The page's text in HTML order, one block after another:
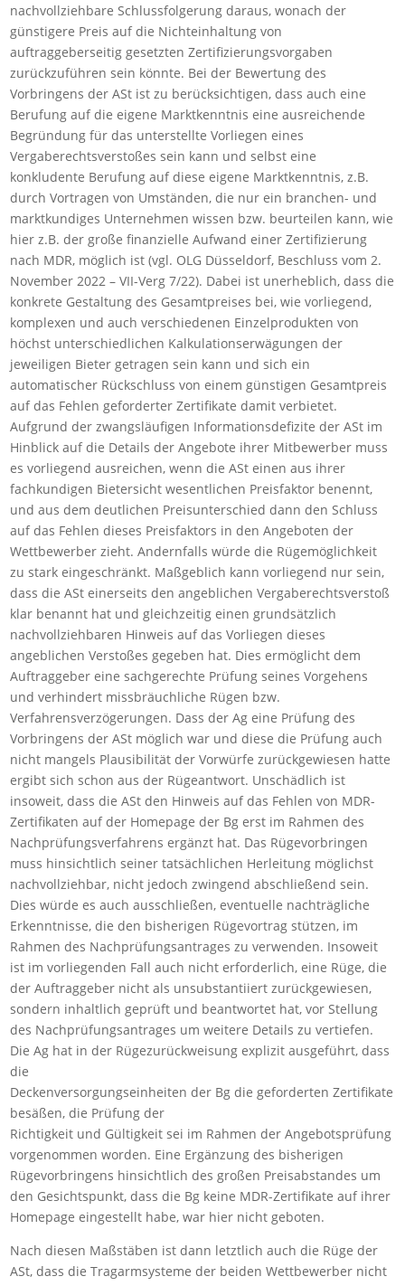
nachvollziehbare Schlussfolgerung daraus, wonach der
günstigere Preis auf die Nichteinhaltung von
auftraggeberseitig gesetzten Zertifizierungsvorgaben
zurückzuführen sein könnte. Bei der Bewertung des
Vorbringens der ASt ist zu berücksichtigen, dass auch eine
Berufung auf die eigene Marktkenntnis eine ausreichende
Begründung für das unterstellte Vorliegen eines
Vergaberechtsverstoßes sein kann und selbst eine
konkludente Berufung auf diese eigene Marktkenntnis, z.B.
durch Vortragen von Umständen, die nur ein branchen- und
marktkundiges Unternehmen wissen bzw. beurteilen kann, wie
hier z.B. der große finanzielle Aufwand einer Zertifizierung
nach MDR, möglich ist (vgl. OLG Düsseldorf, Beschluss vom 2.
November 2022 – VII-Verg 7/22). Dabei ist unerheblich, dass die
konkrete Gestaltung des Gesamtpreises bei, wie vorliegend,
komplexen und auch verschiedenen Einzelprodukten von
höchst unterschiedlichen Kalkulationserwägungen der
jeweiligen Bieter getragen sein kann und sich ein
automatischer Rückschluss von einem günstigen Gesamtpreis
auf das Fehlen geforderter Zertifikate damit verbietet.
Aufgrund der zwangsläufigen Informationsdefizite der ASt im
Hinblick auf die Details der Angebote ihrer Mitbewerber muss
es vorliegend ausreichen, wenn die ASt einen aus ihrer
fachkundigen Bietersicht wesentlichen Preisfaktor benennt,
und aus dem deutlichen Preisunterschied dann den Schluss
auf das Fehlen dieses Preisfaktors in den Angeboten der
Wettbewerber zieht. Andernfalls würde die Rügemöglichkeit
zu stark eingeschränkt. Maßgeblich kann vorliegend nur sein,
dass die ASt einerseits den angeblichen Vergaberechtsverstoß
klar benannt hat und gleichzeitig einen grundsätzlich
nachvollziehbaren Hinweis auf das Vorliegen dieses
angeblichen Verstoßes gegeben hat. Dies ermöglicht dem
Auftraggeber eine sachgerechte Prüfung seines Vorgehens
und verhindert missbräuchliche Rügen bzw.
Verfahrensverzögerungen. Dass der Ag eine Prüfung des
Vorbringens der ASt möglich war und diese die Prüfung auch
nicht mangels Plausibilität der Vorwürfe zurückgewiesen hatte
ergibt sich schon aus der Rügeantwort. Unschädlich ist
insoweit, dass die ASt den Hinweis auf das Fehlen von MDR-
Zertifikaten auf der Homepage der Bg erst im Rahmen des
Nachprüfungsverfahrens ergänzt hat. Das Rügevorbringen
muss hinsichtlich seiner tatsächlichen Herleitung möglichst
nachvollziehbar, nicht jedoch zwingend abschließend sein.
Dies würde es auch ausschließen, eventuelle nachträgliche
Erkenntnisse, die den bisherigen Rügevortrag stützen, im
Rahmen des Nachprüfungsantrages zu verwenden. Insoweit
ist im vorliegenden Fall auch nicht erforderlich, eine Rüge, die
der Auftraggeber nicht als unsubstantiiert zurückgewiesen,
sondern inhaltlich geprüft und beantwortet hat, vor Stellung
des Nachprüfungsantrages um weitere Details zu vertiefen.
Die Ag hat in der Rügezurückweisung explizit ausgeführt, dass
die
Deckenversorgungseinheiten der Bg die geforderten Zertifikate
besäßen, die Prüfung der
Richtigkeit und Gültigkeit sei im Rahmen der Angebotsprüfung
vorgenommen worden. Eine Ergänzung des bisherigen
Rügevorbringens hinsichtlich des großen Preisabstandes um
den Gesichtspunkt, dass die Bg keine MDR-Zertifikate auf ihrer
Homepage eingestellt habe, war hier nicht geboten.
Nach diesen Maßstäben ist dann letztlich auch die Rüge der
ASt, dass die Tragarmsysteme der beiden Wettbewerber nicht